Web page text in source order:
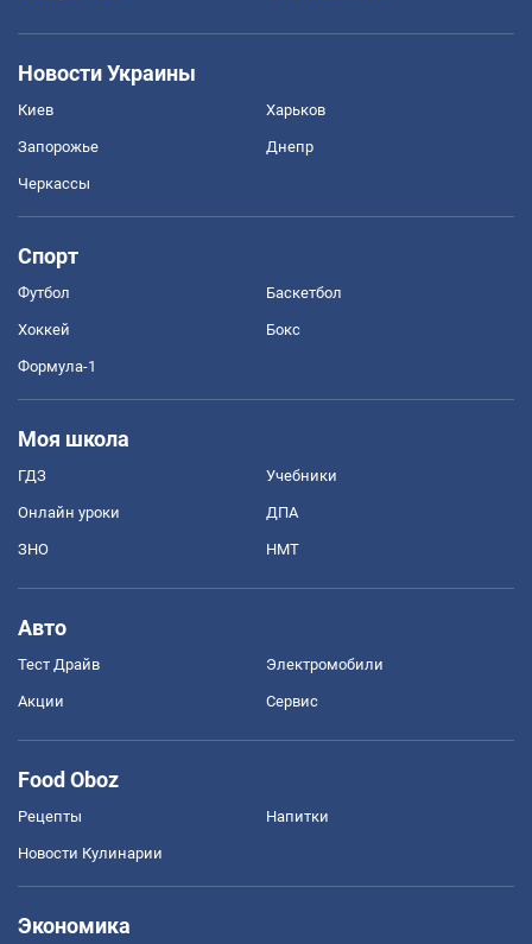
Новости Украины
Киев Харьков
Запорожье Днепр
Черкассы
Спорт
Футбол Баскетбол
Хоккей Бокс
Формула-1
Моя школа
ГДЗ Учебники
Онлайн уроки ДПА
ЗНО НМТ
Авто
Тест Драйв Электромобили
Акции Сервис
Food Oboz
Рецепты Напитки
Новости Кулинарии
Экономика